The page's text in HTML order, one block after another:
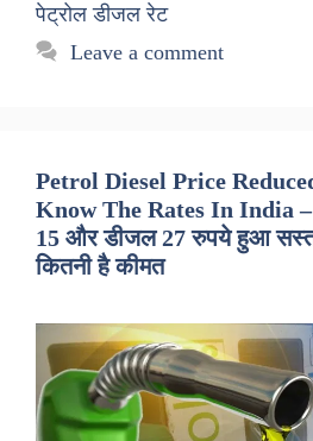
पेट्रोल डीजल रेट
Leave a comment
Petrol Diesel Price
Know The Rates In India –
15 और डीजल 27 रुपये हुआ
कितनी है कीमत